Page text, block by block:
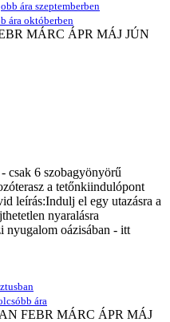
ára szeptemberben
ára októberben
MÁRC ÁPR MÁJ JÚN
csak 6 szobagyönyörű
a tetőnkiindulópont
leírás:Indulj el egy utazásra a
nyaralásra
nyugalom oázisában - itt
ára
FEBR MÁRC ÁPR MÁJ